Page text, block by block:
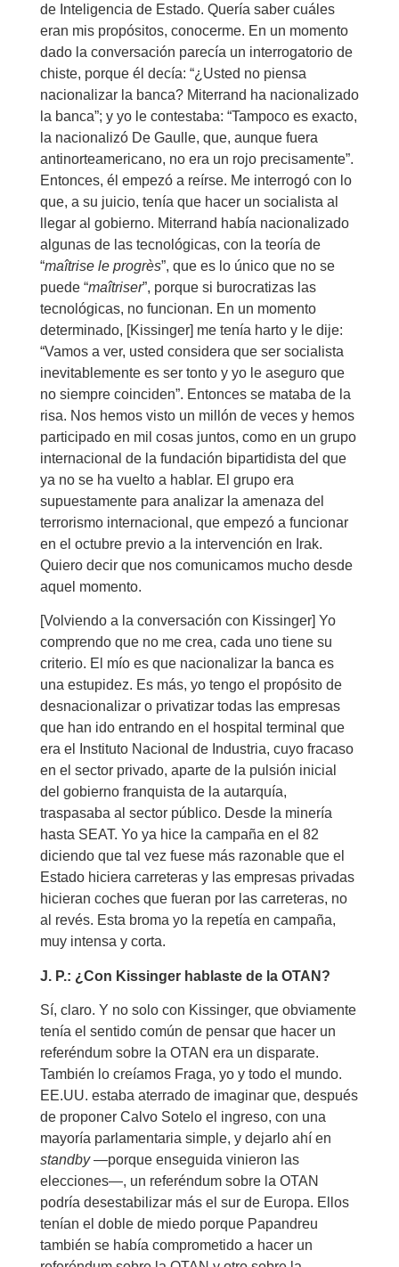
de Inteligencia de Estado. Quería saber cuáles
eran mis propósitos, conocerme. En un momento
dado la conversación parecía un interrogatorio de
chiste, porque él decía: “¿Usted no piensa
nacionalizar la banca? Miterrand ha nacionalizado
la banca”; y yo le contestaba: “Tampoco es exacto,
la nacionalizó De Gaulle, que, aunque fuera
antinorteamericano, no era un rojo precisamente”.
Entonces, él empezó a reírse. Me interrogó con lo
que, a su juicio, tenía que hacer un socialista al
llegar al gobierno. Miterrand había nacionalizado
algunas de las tecnológicas, con la teoría de
“maîtrise le progrès”, que es lo único que no se
puede “maîtriser”, porque si burocratizas las
tecnológicas, no funcionan. En un momento
determinado, [Kissinger] me tenía harto y le dije:
“Vamos a ver, usted considera que ser socialista
inevitablemente es ser tonto y yo le aseguro que
no siempre coinciden”. Entonces se mataba de la
risa. Nos hemos visto un millón de veces y hemos
participado en mil cosas juntos, como en un grupo
internacional de la fundación bipartidista del que
ya no se ha vuelto a hablar. El grupo era
supuestamente para analizar la amenaza del
terrorismo internacional, que empezó a funcionar
en el octubre previo a la intervención en Irak.
Quiero decir que nos comunicamos mucho desde
aquel momento.
[Volviendo a la conversación con Kissinger] Yo
comprendo que no me crea, cada uno tiene su
criterio. El mío es que nacionalizar la banca es
una estupidez. Es más, yo tengo el propósito de
desnacionalizar o privatizar todas las empresas
que han ido entrando en el hospital terminal que
era el Instituto Nacional de Industria, cuyo fracaso
en el sector privado, aparte de la pulsión inicial
del gobierno franquista de la autarquía,
traspasaba al sector público. Desde la minería
hasta SEAT. Yo ya hice la campaña en el 82
diciendo que tal vez fuese más razonable que el
Estado hiciera carreteras y las empresas privadas
hicieran coches que fueran por las carreteras, no
al revés. Esta broma yo la repetía en campaña,
muy intensa y corta.
J. P.: ¿Con Kissinger hablaste de la OTAN?
Sí, claro. Y no solo con Kissinger, que obviamente
tenía el sentido común de pensar que hacer un
referéndum sobre la OTAN era un disparate.
También lo creíamos Fraga, yo y todo el mundo.
EE.UU. estaba aterrado de imaginar que, después
de proponer Calvo Sotelo el ingreso, con una
mayoría parlamentaria simple, y dejarlo ahí en
standby—porque enseguida vinieron las
elecciones—, un referéndum sobre la OTAN
podría desestabilizar más el sur de Europa. Ellos
tenían el doble de miedo porque Papandreu
también se había comprometido a hacer un